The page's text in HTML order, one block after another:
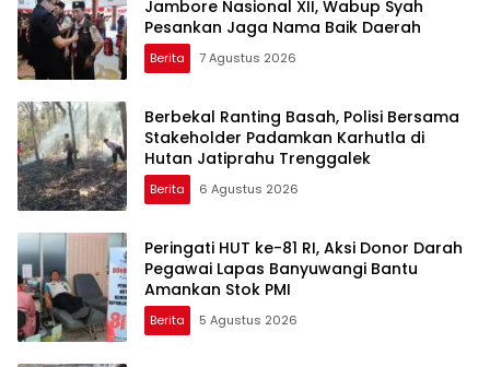
Jambore Nasional XII, Wabup Syah
Pesankan Jaga Nama Baik Daerah
Berita 7 Agustus 2026
Berbekal Ranting Basah, Polisi Bersama
Stakeholder Padamkan Karhutla di
Hutan Jatiprahu Trenggalek
Berita 6 Agustus 2026
Peringati HUT ke-81 RI, Aksi Donor Darah
Pegawai Lapas Banyuwangi Bantu
Amankan Stok PMI
Berita 5 Agustus 2026